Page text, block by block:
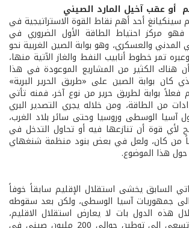
أو عقب آخيل المارد الصيني
سينكيانغ أحد أهم نقاط القوة الاستراتيجية في
فهو مركز احتياط الطاقة الأول الضروري في
والعسكري، وهو بوابة الصين الغربية نحو
تمر خطوط أنابيب النفط والغاز الآتية منها،
هناك الكثير من المشاريع الموعودة في هذا
كان بوابة الصين على «طريق الحرير البرية»
فعلاً بوابة لطريق حرير من نوع آخر، فمنه تأتي
من الطاقة، ومن خلاله يجري التصدير البري
آسيا الوسطى وروسيا وحتى سائر بلاد الغرب،
قوة أن تنازعها فيه أو تحاول التدخل في
من كان، ولعل في بعض بنود منظمة شنغهاي
هذا الموضوع.
السابق يخشى استقلال الإقليم سابقاً خوفاً
جمهوريات آسيا الوسطى، ولكن بعد سقوطه
واستقلال هذه الدول بات لا يعارض استقلال الاقليم،